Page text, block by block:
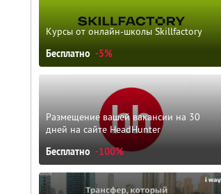
Курсы от онлайн-школы Skillfactory
Бесплатно -5%
Размещение вашей вакансии на 30
дней на сайте HeadHunter
Бесплатно -100%